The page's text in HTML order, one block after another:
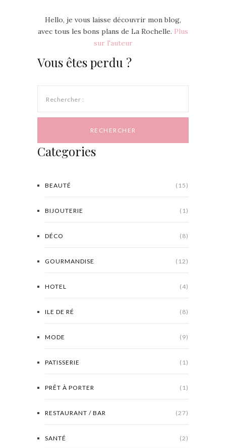
Hello, je vous laisse découvrir mon blog,
avec tous les bons plans de La Rochelle. Plus
sur l'auteur
Vous êtes perdu ?
Rechercher :
Categories
BEAUTÉ (15)
BIJOUTERIE (1)
DÉCO (8)
GOURMANDISE (12)
HOTEL (4)
ILE DE RÉ (8)
MODE (9)
PATISSERIE (1)
PRÊT À PORTER (1)
RESTAURANT / BAR (27)
SANTÉ (2)